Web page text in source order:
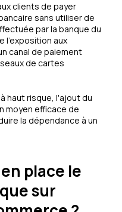
clients de payer
sans utiliser de
par la banque du
l'exposition aux
canal de paiement
de cartes
haut risque, l'ajout du
moyen efficace de
la dépendance à un
place le
sur